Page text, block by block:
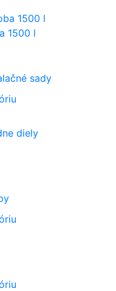
1500 l
sady
diely